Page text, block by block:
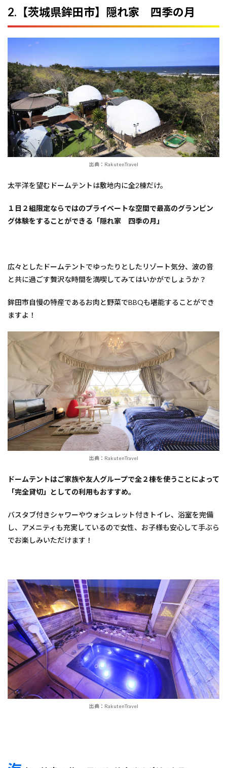
2.【茨城県鉾田市】隠れ家 四季の月
出典：RakutenTravel
太平洋を望むドームテントは敷地内に全2棟だけ。
１日２組限定ならではのプライベートな空間で最高のグランピン
グ体験をすることができる「隠れ家 四季の月」
広々としたドームテントでゆったりとしたリゾート気分、波の音
と共に過ごす贅沢な時間を満喫してみてはいかがでしょうか？
鉾田市自慢の特産であるお肉と野菜でBBQも堪能することができ
ますよ！
出典：RakutenTravel
ドームテントはご家族や友人グループで全２棟を使うことによって
「完全貸切」としての利用もおすすめ。
バスタブ付きシャワーやウォシュレット付きトイレ、浴室を完備
し、​アメニティも充実しているので女性、お子様も安心して手ぶら
でお楽しみいただけます！
出典：RakutenTravel